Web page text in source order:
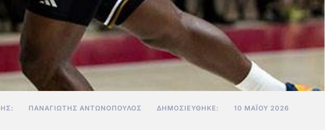
ΠΑΝΑΓΙΏΤΗΣ ΑΝΤΩΝΌΠΟΥΛΟΣ ΔΗΜΟΣΙΕΎΘΗΚΕ: 10 ΜΑΪ́ΟΥ 2026